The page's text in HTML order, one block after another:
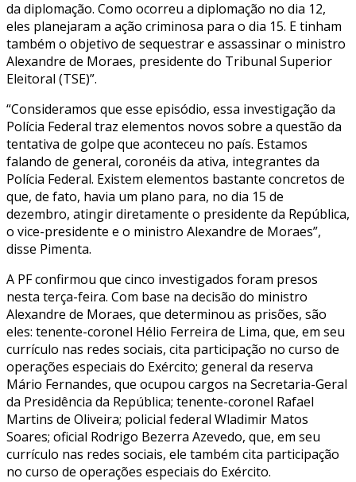
da diplomação. Como ocorreu a diplomação no dia 12,
eles planejaram a ação criminosa para o dia 15. E tinham
também o objetivo de sequestrar e assassinar o ministro
Alexandre de Moraes, presidente do Tribunal Superior
Eleitoral (TSE)”.
“Consideramos que esse episódio, essa investigação da
Polícia Federal traz elementos novos sobre a questão da
tentativa de golpe que aconteceu no país. Estamos
falando de general, coronéis da ativa, integrantes da
Polícia Federal. Existem elementos bastante concretos de
que, de fato, havia um plano para, no dia 15 de
dezembro, atingir diretamente o presidente da República,
o vice-presidente e o ministro Alexandre de Moraes”,
disse Pimenta.
A PF confirmou que cinco investigados foram presos
nesta terça-feira. Com base na decisão do ministro
Alexandre de Moraes, que determinou as prisões, são
eles: tenente-coronel Hélio Ferreira de Lima, que, em seu
currículo nas redes sociais, cita participação no curso de
operações especiais do Exército; general da reserva
Mário Fernandes, que ocupou cargos na Secretaria-Geral
da Presidência da República; tenente-coronel Rafael
Martins de Oliveira; policial federal Wladimir Matos
Soares; oficial Rodrigo Bezerra Azevedo, que, em seu
currículo nas redes sociais, ele também cita participação
no curso de operações especiais do Exército.